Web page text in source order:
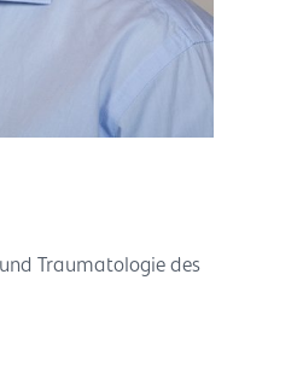
Traumatologie des